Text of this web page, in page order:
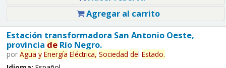
Agregar al carrito
Estación transformadora San Antonio Oeste,
provincia deRío Negro.
por Agua y Energía Eléctrica, Sociedad del Estado.